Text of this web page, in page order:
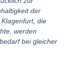
der
die
werden
bei gleicher